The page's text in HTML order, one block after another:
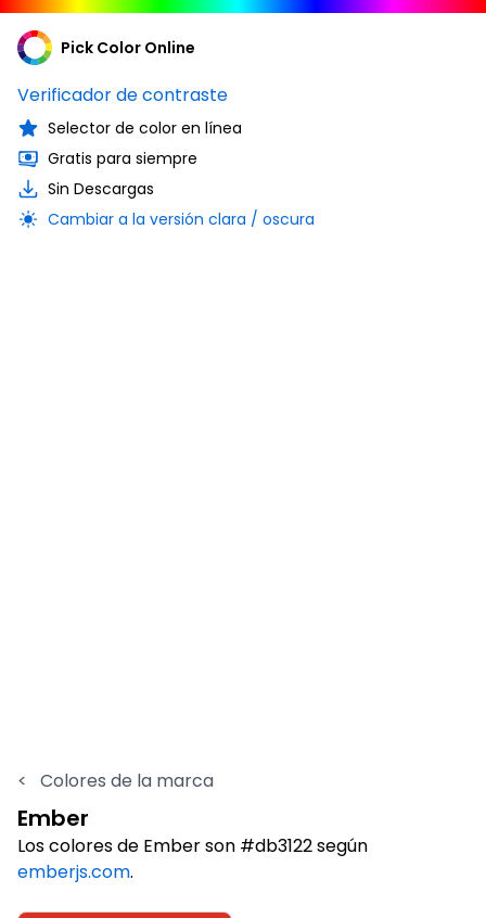
Pick Color Online
Verificador de contraste
Selector de color en línea
Gratis para siempre
Sin Descargas
Cambiar a la versión clara / oscura
< Colores de la marca
Ember
Los colores de Ember son #db3122 según
emberjs.com.